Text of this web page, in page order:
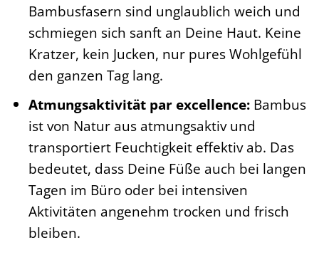
Bambusfasern sind unglaublich weich und
schmiegen sich sanft an Deine Haut. Keine
Kratzer, kein Jucken, nur pures Wohlgefühl
den ganzen Tag lang.
Atmungsaktivität par excellence:Bambus
ist von Natur aus atmungsaktiv und
transportiert Feuchtigkeit effektiv ab. Das
bedeutet, dass Deine Füße auch bei langen
Tagen im Büro oder bei intensiven
Aktivitäten angenehm trocken und frisch
bleiben.